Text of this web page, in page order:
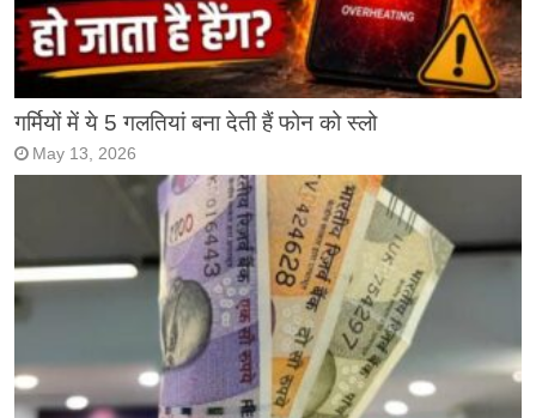
गर्मियों में ये 5 गलतियां बना देती हैं फोन को स्लो
May 13, 2026